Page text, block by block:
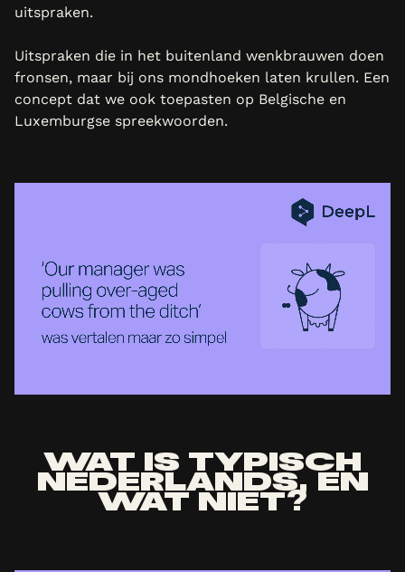
uitspraken.
Uitspraken die in het buitenland wenkbrauwen doen
fronsen, maar bij ons mondhoeken laten krullen. Een
concept dat we ook toepasten op Belgische en
Luxemburgse spreekwoorden.
WAT IS TYPISCH
NEDERLANDS, EN
WAT NIET?